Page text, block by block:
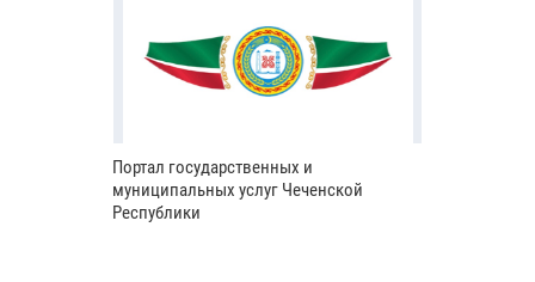
Портал государственных и
муниципальных услуг Чеченской
Республики